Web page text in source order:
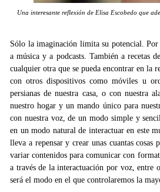
Una interesante reflexión de Elisa Escobedo que
Sólo la imaginación limita su potencial. Por
a música y a podcasts. También a recetas
cualquier otra que se pueda encontrar en la
con otros dispositivos como móviles u
persianas de nuestra casa, o con nuestra
nuestro hogar y un mando único para
con nuestra voz, de un modo simple y
en un modo natural de interactuar en este
lleva a repensar y crear unas cuantas cosas
variar contenidos para comunicar con
a través de la interactuación por voz, entre
será el modo en el que controlaremos la